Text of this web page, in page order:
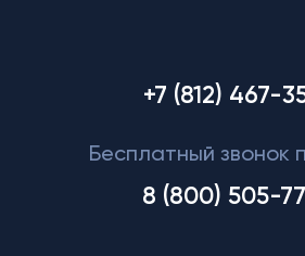
+7 (812) 467-
Бесплатный звонок
8 (800) 505-